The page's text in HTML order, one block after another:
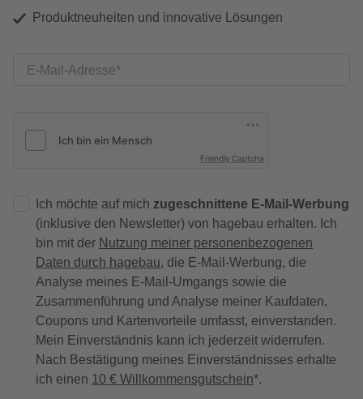
Produktneuheiten und innovative Lösungen
E-Mail-Adresse
Friendly Captcha
Ich möchte auf mich zugeschnittene E-Mail-Werbung
(inklusive den Newsletter) von hagebau erhalten. Ich
bin mit der Nutzung meiner personenbezogenen
Daten durch hagebau, die E-Mail-Werbung, die
Analyse meines E-Mail-Umgangs sowie die
Zusammenführung und Analyse meiner Kaufdaten,
Coupons und Kartenvorteile umfasst, einverstanden.
Mein Einverständnis kann ich jederzeit widerrufen.
Nach Bestätigung meines Einverständnisses erhalte
ich einen 10 € Willkommensgutschein*.